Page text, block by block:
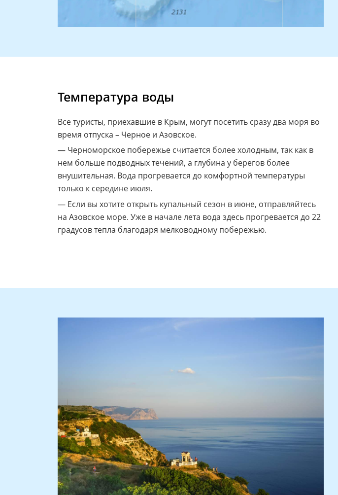
Температура воды
Все туристы, приехавшие в Крым, могут посетить сразу два моря во
время отпуска – Черное и Азовское.
— Черноморское побережье считается более холодным, так как в
нем больше подводных течений, а глубина у берегов более
внушительная. Вода прогревается до комфортной температуры
только к середине июля.
— Если вы хотите открыть купальный сезон в июне, отправляйтесь
на Азовское море. Уже в начале лета вода здесь прогревается до 22
градусов тепла благодаря мелководному побережью.